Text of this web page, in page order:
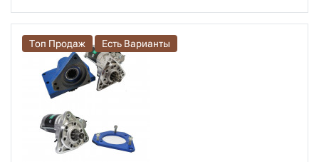
Топ Продаж Есть Варианты